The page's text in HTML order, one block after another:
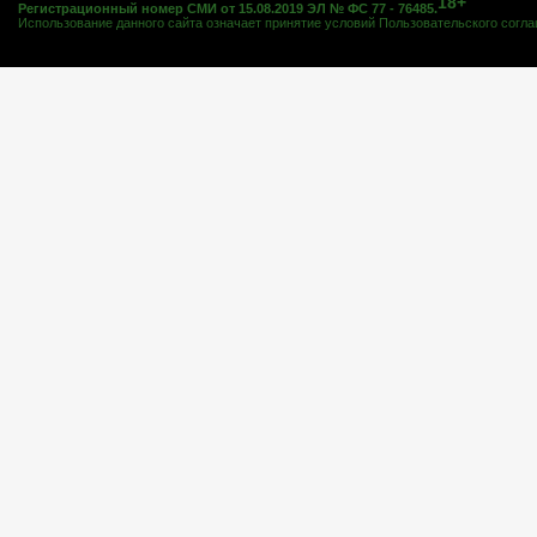
Регистрационный номер СМИ от 15.08.2019 ЭЛ № ФС 77 - 76485.
Использование данного сайта означает принятие условий Пользовательского